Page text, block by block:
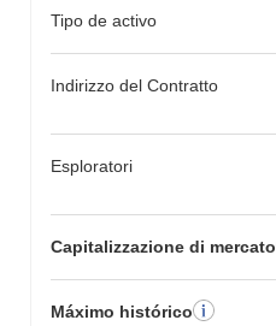
Tipo de activo
Indirizzo del Contratto
Esploratori
Capitalizzazione di mercato
Máximo histórico